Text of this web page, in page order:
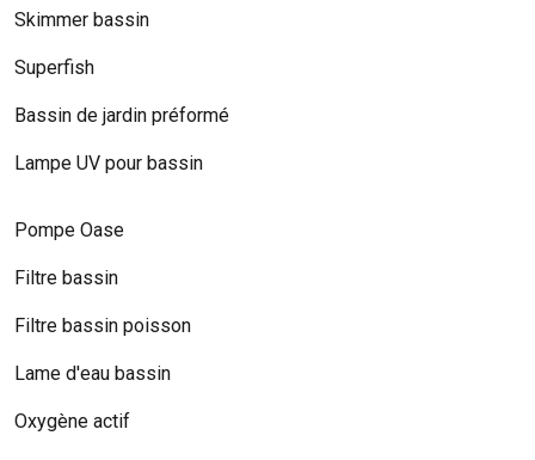
Skimmer bassin
Superfish
Bassin de jardin préformé
Lampe UV pour bassin
Pompe Oase
Filtre bassin
Filtre bassin poisson
Lame d'eau bassin
Oxygène actif